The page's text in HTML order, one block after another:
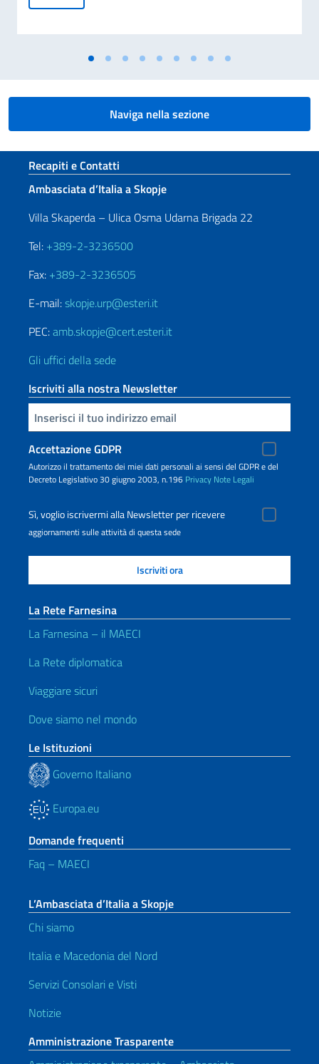
Naviga nella sezione
Sezione footer
Recapiti e Contatti
Ambasciata d’Italia a Skopje
Villa Skaperda – Ulica Osma Udarna Brigada 22
Tel: +389-2-3236500
Fax: +389-2-3236505
E-mail:skopje.urp@esteri.it
PEC:amb.skopje@cert.esteri.it
Gli uffici della sede
Iscriviti alla nostra Newsletter
Inserisci la tua email
Accettazione GDPR
Autorizzo il trattamento dei miei dati personali ai sensi del GDPR e del
Decreto Legislativo 30 giugno 2003, n.196 Privacy Note Legali
Sì, voglio iscrivermi alla Newsletter per ricevere
aggiornamenti sulle attività di questa sede
La Rete Farnesina
La Farnesina – il MAECI
La Rete diplomatica
Viaggiare sicuri
Dove siamo nel mondo
Le Istituzioni
Governo Italiano
Europa.eu
Domande frequenti
Faq – MAECI
L’Ambasciata d’Italia a Skopje
Chi siamo
Italia e Macedonia del Nord
Servizi Consolari e Visti
Notizie
Amministrazione Trasparente